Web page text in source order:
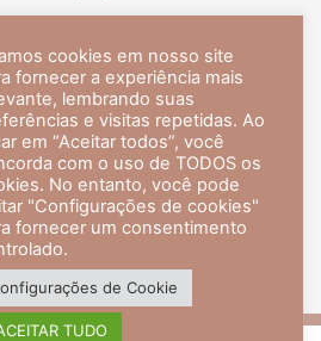
Medicina pela UFRJ.
pela UFRJ, tendo
em 2007.
Brasileira de Dermatologia,
de especialista.
mais +
cookies em nosso site
fornecer a experiência mais
lembrando suas
e visitas repetidas. Ao
em “Aceitar todos”, você
com o uso de TODOS os
No entanto, você pode
"Configurações de cookies"
fornecer um consentimento
de Cookie
TUDO